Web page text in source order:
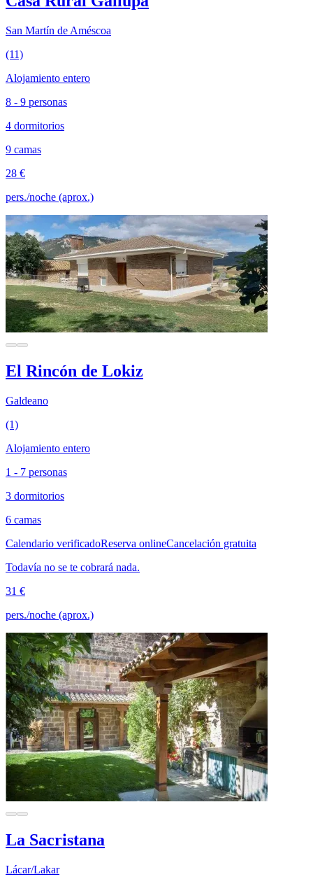
San Martín de Améscoa
(11)
Alojamiento entero
8 - 9 personas
4 dormitorios
9 camas
28 €
pers./noche (aprox.)
El Rincón de Lokiz
Galdeano
(1)
Alojamiento entero
1 - 7 personas
3 dormitorios
6 camas
Calendario verificadoReserva onlineCancelación gratuita
Todavía no se te cobrará nada.
31 €
pers./noche (aprox.)
La Sacristana
Lácar/Lakar